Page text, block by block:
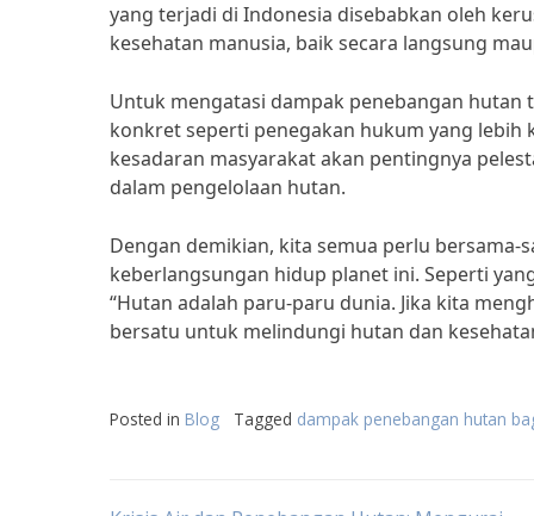
yang terjadi di Indonesia disebabkan oleh
kesehatan manusia, baik secara langsung
Untuk mengatasi dampak penebangan
konkret seperti penegakan hukum yang
kesadaran masyarakat akan pentingnya
dalam pengelolaan hutan.
Dengan demikian, kita semua perlu
keberlangsungan hidup planet ini. Seperti
“Hutan adalah paru-paru dunia. Jika kita
bersatu untuk melindungi hutan dan
Posted in Blog Tagged dampak penebangan hutan